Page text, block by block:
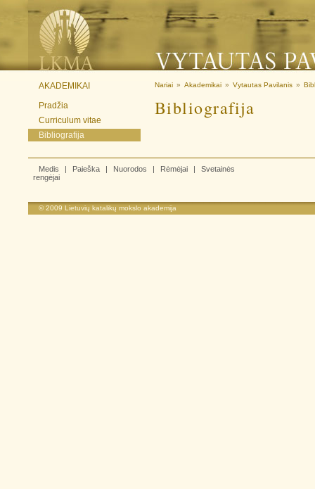
AKADEMIKAI
Pradžia
Curriculum vitae
Bibliografija
Nariai » Akademikai » Vytautas Pavilanis »
Bibliografija
Medis | Paieška | Nuorodos | Rėmėjai |
Svetainės
rengėjai
© 2009 Lietuvių katalikų mokslo akademija